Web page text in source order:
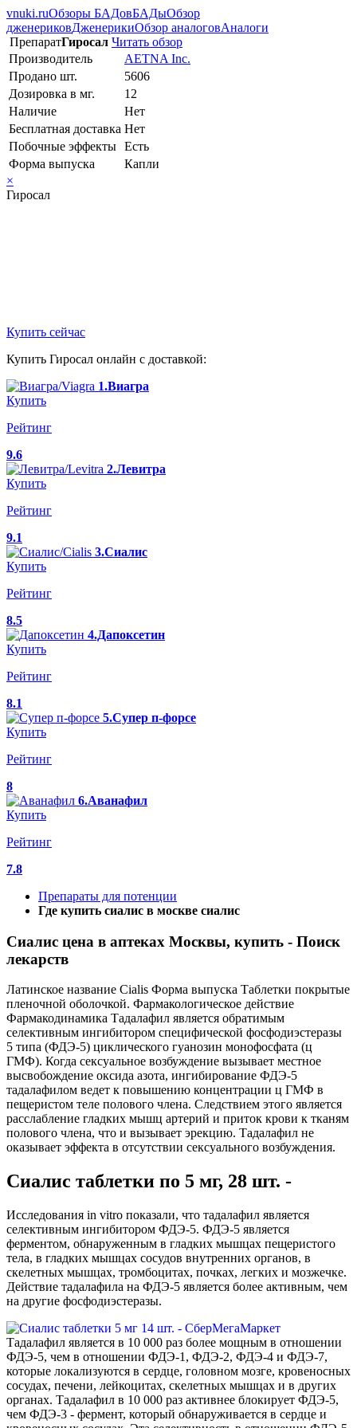
vnuki.ruОбзоры БАДовБАДыОбзор
дженериковДженерикиОбзор аналоговАналоги
ПрепаратГиросал Читать обзор
Производитель
AETNA Inc.
Продано шт.
5606
Дозировка в мг.
12
Наличие
Нет
Бесплатная доставка Нет
Побочные эффекты Есть
Форма выпуска
Капли
×
Гиросал
Купить сейчас
Купить Гиросал онлайн с доставкой:
1.Виагра
Купить
Рейтинг
9.6
2.Левитра
Купить
Рейтинг
9.1
3.Сиалис
Купить
Рейтинг
8.5
4.Дапоксетин
Купить
Рейтинг
8.1
5.Супер п-форсе
Купить
Рейтинг
8
6.Аванафил
Купить
Рейтинг
7.8
Препараты для потенции
Где купить сиалис в москве сиалис
Сиалис цена в аптеках Москвы, купить - Поиск
лекарств
Латинское название Cialis Форма выпуска Таблетки покрытые
пленочной оболочкой. Фармакологическое действие
Фармакодинамика Тадалафил является обратимым
селективным ингибитором специфической фосфодиэстеразы
5 типа (ФДЭ-5) циклического гуанозин монофосфата (ц
ГМФ). Когда сексуальное возбуждение вызывает местное
высвобождение оксида азота, ингибирование ФДЭ-5
тадалафилом ведет к повышению концентрации ц ГМФ в
пещеристом теле полового члена. Следствием этого является
расслабление гладких мышц артерий и приток крови к тканям
полового члена, что и вызывает эрекцию. Тадалафил не
оказывает эффекта в отсутствии сексуального возбуждения.
Сиалис таблетки по 5 мг, 28 шт. -
Исследования in vitro показали, что тадалафил является
селективным ингибитором ФДЭ-5. ФДЭ-5 является
ферментом, обнаруженным в гладких мышцах пещеристого
тела, в гладких мышцах сосудов внутренних органов, в
скелетных мышцах, тромбоцитах, почках, легких и мозжечке.
Действие тадалафила на ФДЭ-5 является более активным, чем
на другие фосфодиэстеразы.
Тадалафил является в 10 000 раз более мощным в отношении
ФДЭ-5, чем в отношении ФДЭ-1, ФДЭ-2, ФДЭ-4 и ФДЭ-7,
которые локализуются в сердце, головном мозге, кровеносных
сосудах, печени, лейкоцитах, скелетных мышцах и в других
органах. Тадалафил в 10 000 раз активнее блокирует ФДЭ-5,
чем ФДЭ-3 - фермент, который обнаруживается в сердце и